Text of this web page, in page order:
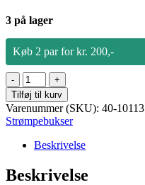
3 på lager
Køb 2 par for kr. 200,-
Festival
strømpebukser
-
Blue
Petrol
-
40/42
antal
Tilføj til kurv
Varenummer (SKU): 40-10113
Strømpebukser
Beskrivelse
Beskrivelse